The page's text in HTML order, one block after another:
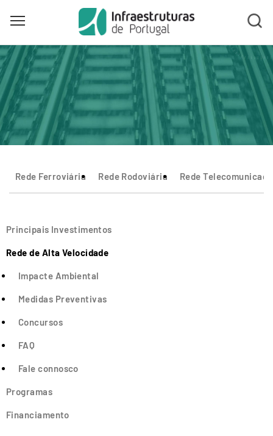
Skip
to
main
content
Toggle main menu visibility
Rede Ferroviária Rede Rodoviária Rede
Principais Investimentos
Rede de Alta Velocidade
Impacte Ambiental
Medidas Preventivas
Concursos
FAQ
Fale connosco
Programas
Financiamento